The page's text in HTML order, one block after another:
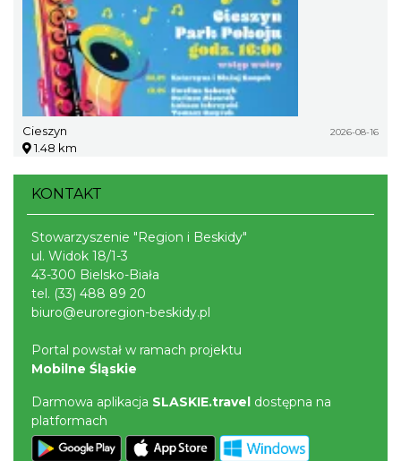
Cieszyn 2026-08-16
1.48 km
KONTAKT
Stowarzyszenie "Region i Beskidy"
ul. Widok 18/1-3
43-300 Bielsko-Biała
tel. (33) 488 89 20
biuro@euroregion-beskidy.pl
Portal powstał w ramach projektu
Mobilne Śląskie
Darmowa aplikacja SLASKIE.travel dostępna na
platformach